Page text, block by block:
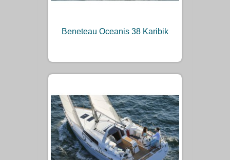
Beneteau Oceanis 38 Karibik